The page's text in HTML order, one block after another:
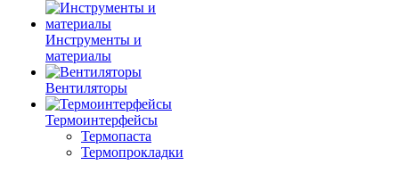
Инструменты и
материалы
Вентиляторы
Термоинтерфейсы
Термопаста
Термопрокладки